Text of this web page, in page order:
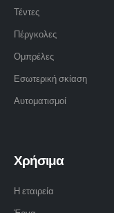
Τέντες
Πέργκολες
Ομπρέλες
Εσωτερική σκίαση
Αυτοματισμοί
Χρήσιμα
Η εταιρεία